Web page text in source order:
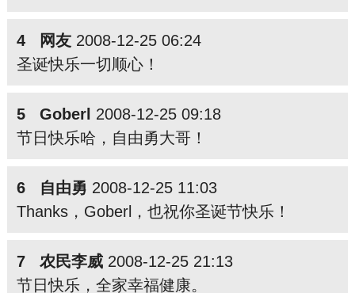
4 网友2008-12-25 06:24
圣诞快乐一切顺心！
5 Goberl 2008-12-25 09:18
节日快乐哈，自由勇大哥！
6 自由勇 2008-12-25 11:03
Thanks，Goberl，也祝你圣诞节快乐！
7 农民李威2008-12-25 21:13
节日快乐，全家幸福健康。